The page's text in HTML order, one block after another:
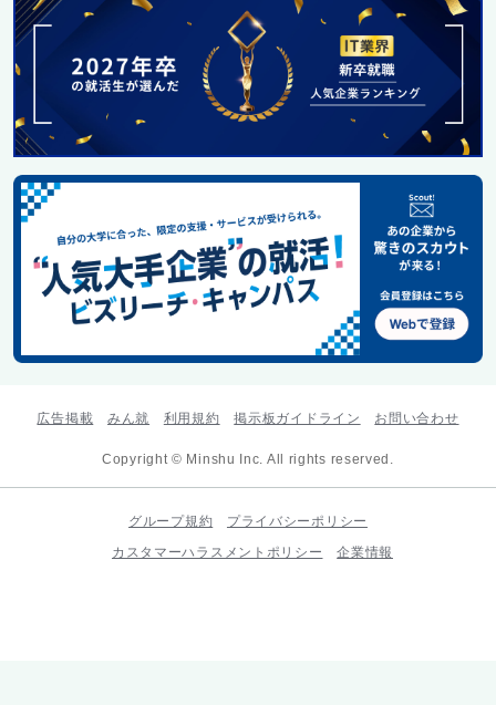
広告掲載 みん就 利用規約 掲示板ガイドライン お問い合わせ
Copyright © Minshu Inc. All rights reserved.
グループ規約
プライバシーポリシー
カスタマーハラスメントポリシー
企業情報